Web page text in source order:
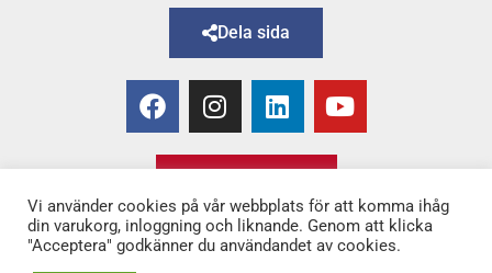
Dela sida
Vi använder cookies på vår webbplats för att komma ihåg
din varukorg, inloggning och liknande. Genom att klicka
"Acceptera" godkänner du användandet av cookies.